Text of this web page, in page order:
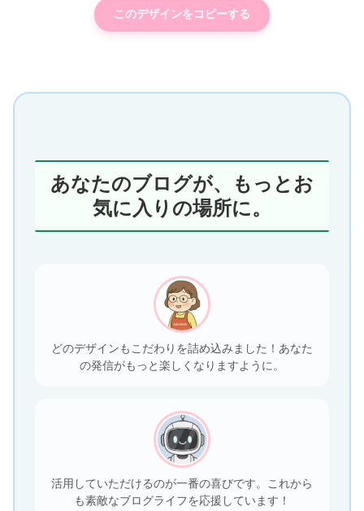
このデザインをコピーする
あなたのブログが、もっとお
気に入りの場所に。
どのデザインもこだわりを詰め込みました！あなた
の発信がもっと楽しくなりますように。
活用していただけるのが一番の喜びです。これから
も素敵なブログライフを応援しています！